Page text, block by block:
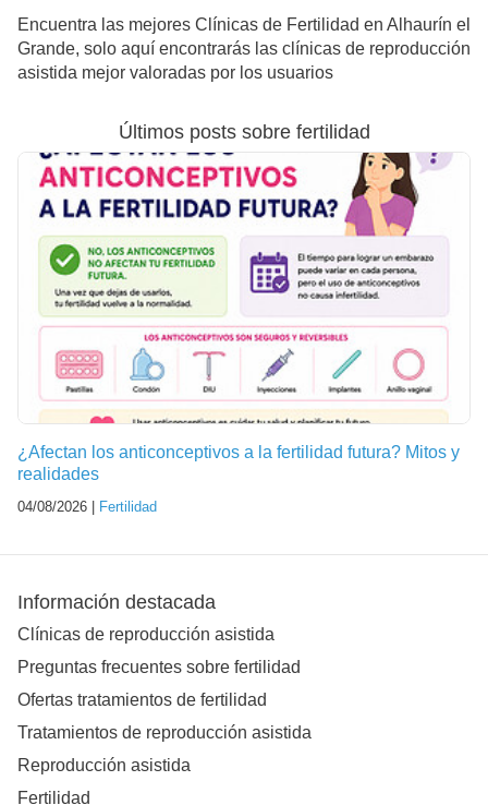
Encuentra las mejores Clínicas de Fertilidad en Alhaurín el
Grande, solo aquí encontrarás las clínicas de reproducción
asistida mejor valoradas por los usuarios
Últimos posts sobre fertilidad
¿Afectan los anticonceptivos a la fertilidad futura? Mitos y
realidades
04/08/2026 | Fertilidad
Información destacada
Clínicas de reproducción asistida
Preguntas frecuentes sobre fertilidad
Ofertas tratamientos de fertilidad
Tratamientos de reproducción asistida
Reproducción asistida
Fertilidad